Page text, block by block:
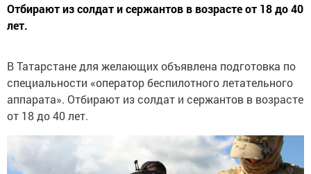
Отбирают из солдат и сержантов в возрасте от 18 до 40
лет.
В Татарстане для желающих объявлена подготовка по
специальности «оператор беспилотного летательного
аппарата». Отбирают из солдат и сержантов в возрасте
от 18 до 40 лет.